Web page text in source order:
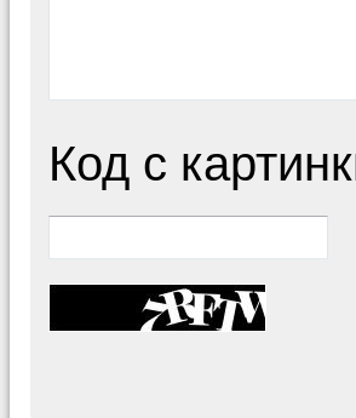
Код с